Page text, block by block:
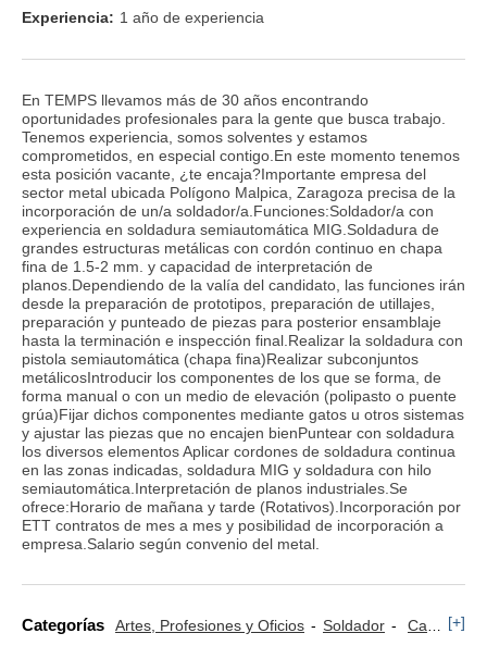
Experiencia: 1 año de experiencia
En TEMPS llevamos más de 30 años encontrando
oportunidades profesionales para la gente que busca trabajo.
Tenemos experiencia, somos solventes y estamos
comprometidos, en especial contigo.En este momento tenemos
esta posición vacante, ¿te encaja?Importante empresa del
sector metal ubicada Polígono Malpica, Zaragoza precisa de la
incorporación de un/a soldador/a.Funciones:Soldador/a con
experiencia en soldadura semiautomática MIG.Soldadura de
grandes estructuras metálicas con cordón continuo en chapa
fina de 1.5-2 mm. y capacidad de interpretación de
planos.Dependiendo de la valía del candidato, las funciones irán
desde la preparación de prototipos, preparación de utillajes,
preparación y punteado de piezas para posterior ensamblaje
hasta la terminación e inspección final.Realizar la soldadura con
pistola semiautomática (chapa fina)Realizar subconjuntos
metálicosIntroducir los componentes de los que se forma, de
forma manual o con un medio de elevación (polipasto o puente
grúa)Fijar dichos componentes mediante gatos u otros sistemas
y ajustar las piezas que no encajen bienPuntear con soldadura
los diversos elementos Aplicar cordones de soldadura continua
en las zonas indicadas, soldadura MIG y soldadura con hilo
semiautomática.Interpretación de planos industriales.Se
ofrece:Horario de mañana y tarde (Rotativos).Incorporación por
ETT contratos de mes a mes y posibilidad de incorporación a
empresa.Salario según convenio del metal.
Categorías Artes, Profesiones y Oficios Soldador Calderería [+]